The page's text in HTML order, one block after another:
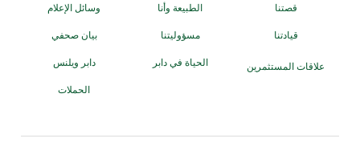
قصتنا
قيادتنا
علاقات المستثمرين
الطبيعة وأنا
مسؤوليتنا
الحياة في دابر
وسائل الإعلام
بيان صحفي
دابر ويلنس
الحملات